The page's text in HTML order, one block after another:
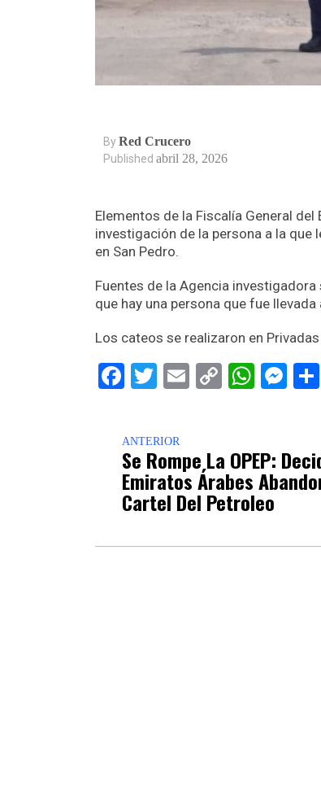
ByRed Crucero
Published abril 28, 2026
Elementos de la Fiscalía General
investigación de la persona a la que
en San Pedro.
Fuentes de la Agencia
que hay una persona que fue
Los cateos se realizaron en
Facebook
Twitter
EmailCopy
ANTERIOR
Se Rompe La OPEP:
Emiratos Árabes
Cartel Del Petroleo